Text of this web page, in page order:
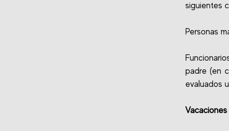
siguientes
Personas
padre (en
evaluados